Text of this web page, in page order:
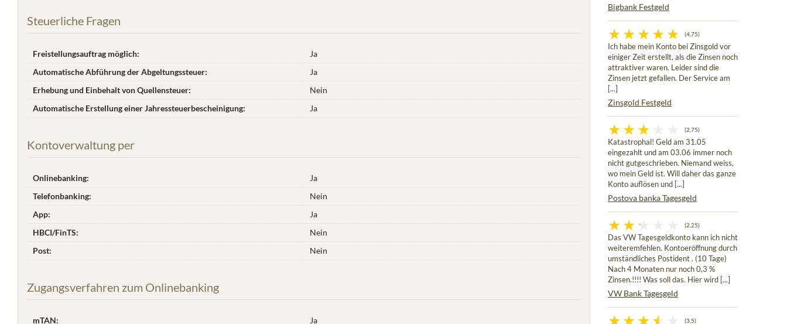
Steuerliche Fragen
Freistellungsauftrag möglich:
Ja
Automatische Abführung der Abgeltungssteuer:
Ja
Erhebung und Einbehalt von Quellensteuer:
Nein
Automatische Erstellung einer Jahres­steuer­bescheinigung:
Ja
Kontoverwaltung per
Onlinebanking:
Ja
Telefonbanking:
Nein
App:
Ja
HBCI/FinTS:
Nein
Post:
Nein
Zugangsverfahren zum Onlinebanking
mTAN: Ja
Bigbank Festgeld
(4,75)
Ich habe mein Konto bei Zinsgold vor
einiger Zeit erstellt, als die Zinsen noch
attraktiver waren. Leider sind die
Zinsen jetzt gefallen. Der Service am
[...]
Zinsgold Festgeld
(2,75)
Katastrophal! Geld am 31.05
eingezahlt und am 03.06 immer noch
nicht gutgeschrieben. Niemand weiss,
wo mein Geld ist. Will daher das ganze
Konto auflösen und [...]
Postova banka Tagesgeld
(2,25)
Das VW Tagesgeldkonto kann ich nicht
weiteremfehlen. Kontoeröffnung durch
umständliches Postident . (10 Tage)
Nach 4 Monaten nur noch 0,3 %
Zinsen.!!!! Was soll das. Hier wird [...]
VW Bank Tagesgeld
(3,5)